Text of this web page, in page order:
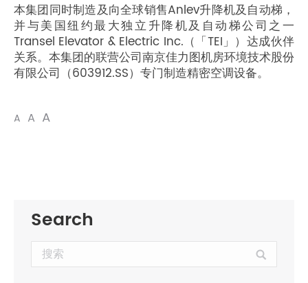
本集团同时制造及向全球销售Anlev升降机及自动梯，
并与美国纽约最大独立升降机及自动梯公司之一
Transel Elevator & Electric Inc.（「TEI」）达成伙伴
关系。本集团的联营公司南京佳力图机房环境技术股份
有限公司（603912.SS）专门制造精密空调设备。
A A A
Search
Search: